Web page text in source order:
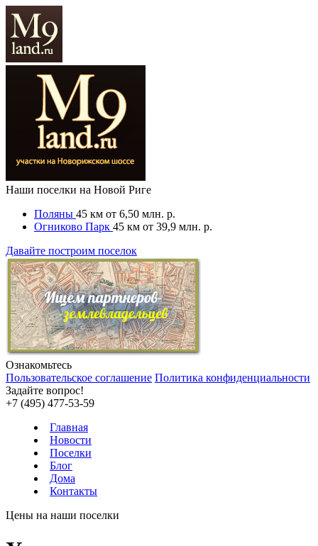
Наши поселки на Новой Риге
Поляны 45 км от 6,50 млн. р.
Огниково Парк 45 км от 39,9 млн. р.
Давайте построим поселок
Ознакомьтесь
Пользовательское соглашение Политика конфиденциальности
Задайте вопрос!
+7 (495) 477-53-59
Главная
Новости
Поселки
Блог
Дома
Контакты
Цены на наши поселки